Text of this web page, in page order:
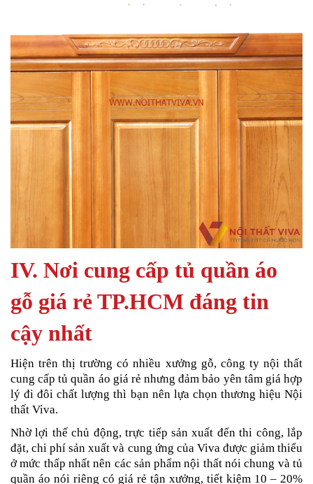
IV. Nơi cung cấp tủ quần áo
gỗ giá rẻ TP.HCM đáng tin
cậy nhất
Hiện trên thị trường có nhiều xưởng gỗ, công ty nội thất
cung cấp tủ quần áo giá rẻ nhưng đảm bảo yên tâm giá hợp
lý đi đôi chất lượng thì bạn nên lựa chọn thương hiệu Nội
thất Viva.
Nhờ lợi thế chủ động, trực tiếp sản xuất đến thi công, lắp
đặt, chi phí sản xuất và cung ứng của Viva được giảm thiểu
ở mức thấp nhất nên các sản phẩm nội thất nói chung và tủ
quần áo nói riêng có giá rẻ tận xưởng, tiết kiệm 10 – 20%